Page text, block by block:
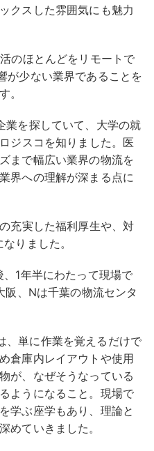
クスした雰囲気にも魅力
のほとんどをリモートで
が少ない業界であることを
。
業を探していて、大学の就
ジスコを知りました。医
まで幅広い業界の物流を
界への理解が深まる点に
充実した福利厚生や、対
りました。
1年半にわたって現場で
、Nは千葉の物流センタ
、単に作業を覚えるだけで
倉庫内レイアウトや使用
が、なぜそうなっている
ようになること。現場で
学ぶ座学もあり、理論と
めていきました。